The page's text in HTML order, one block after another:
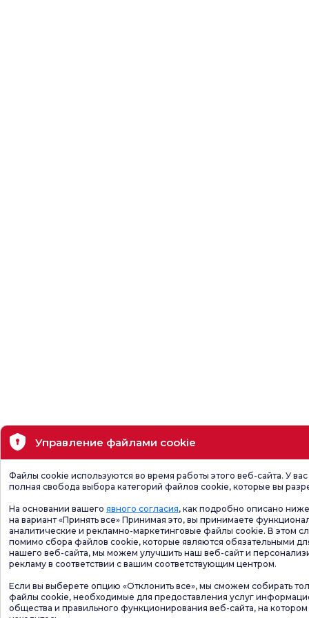
Управление файлами cookie
Файлы cookie используются во время работы этого веб-сайта. У вас
полная свобода выбора категорий файлов cookie, которые вы
На основании вашего явного согласия, как подробно описано
на вариант «Принять все» Принимая это, вы принимаете
аналитические и рекламно-маркетинговые файлы cookie. В этом
помимо сбора файлов cookie, которые являются обязательными
нашего веб-сайта, мы можем улучшить наш веб-сайт и
рекламу в соответствии с вашим соответствующим центром.
Если вы выберете опцию «Отклонить все», мы сможем собирать
файлы cookie, необходимые для предоставления услуг
общества и правильного функционирования веб-сайта, на